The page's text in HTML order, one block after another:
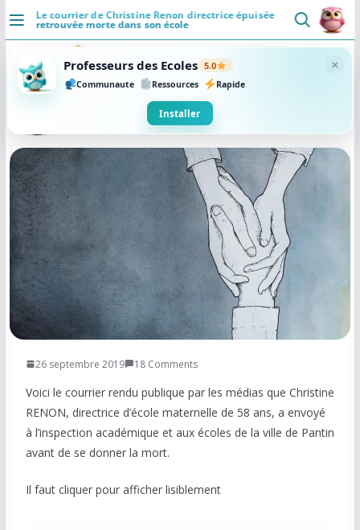
DÉCOUVRIR
Accueil
Actualités
VIE PROFESSIONNELLE
Ressources
Agenda
CRPE
Lectures de livres
COMMUNAUTÉ
Groupes
Forum
Réseaux sociaux
Le courrier de Christine Renon directrice épuisée
retrouvée morte dans son école
Passer
26 septembre 2019 18 Comments
Voici le courrier rendu publique par les médias que Christine
RENON, directrice d’école maternelle de 58 ans, a envoyé
à l’inspection académique et aux écoles de la ville de Pantin
avant de se donner la mort.
Il faut cliquer pour afficher lisiblement
Professeurs des Ecoles 5.0
Communaute Ressources Rapide
×
Installer